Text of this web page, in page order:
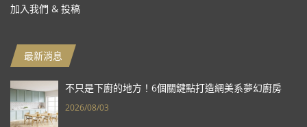
加入我們 & 投稿
最新消息
不只是下廚的地方！6個關鍵點打造網美系夢幻廚房
2026/08/03